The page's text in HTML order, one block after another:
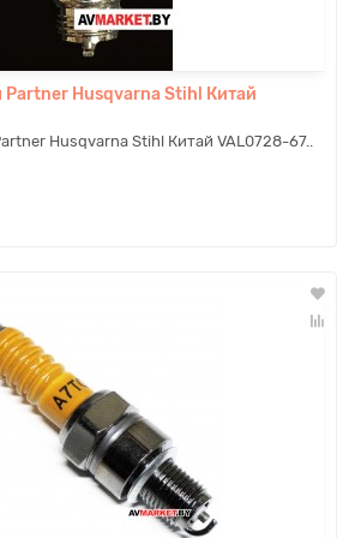
Partner Husqvarna Stihl Китай
Husqvarna Stihl Китай VAL0728-67..